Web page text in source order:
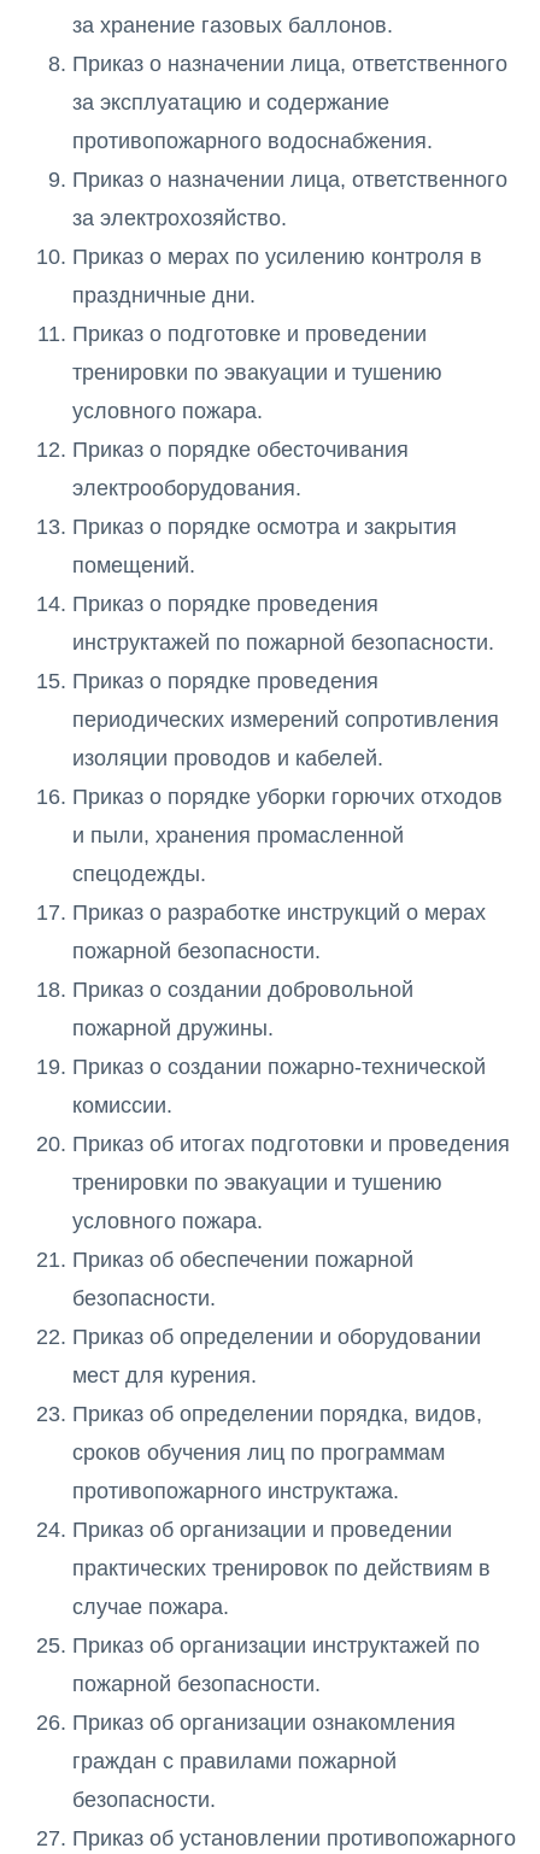
за хранение газовых баллонов.
Приказ о назначении лица, ответственного
за эксплуатацию и содержание
противопожарного водоснабжения.
Приказ о назначении лица, ответственного
за электрохозяйство.
Приказ о мерах по усилению контроля в
праздничные дни.
Приказ о подготовке и проведении
тренировки по эвакуации и тушению
условного пожара.
Приказ о порядке обесточивания
электрооборудования.
Приказ о порядке осмотра и закрытия
помещений.
Приказ о порядке проведения
инструктажей по пожарной безопасности.
Приказ о порядке проведения
периодических измерений сопротивления
изоляции проводов и кабелей.
Приказ о порядке уборки горючих отходов
и пыли, хранения промасленной
спецодежды.
Приказ о разработке инструкций о мерах
пожарной безопасности.
Приказ о создании добровольной
пожарной дружины.
Приказ о создании пожарно-технической
комиссии.
Приказ об итогах подготовки и проведения
тренировки по эвакуации и тушению
условного пожара.
Приказ об обеспечении пожарной
безопасности.
Приказ об определении и оборудовании
мест для курения.
Приказ об определении порядка, видов,
сроков обучения лиц по программам
противопожарного инструктажа.
Приказ об организации и проведении
практических тренировок по действиям в
случае пожара.
Приказ об организации инструктажей по
пожарной безопасности.
Приказ об организации ознакомления
граждан с правилами пожарной
безопасности.
Приказ об установлении противопожарного